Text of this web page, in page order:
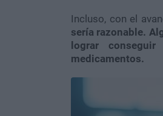
Incluso, con el
sería razonable.
lograr
medicamentos.